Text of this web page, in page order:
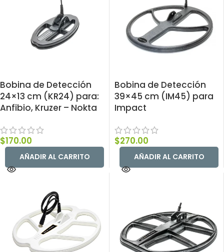
Bobina de Detección
24×13 cm (KR24) para:
Anfibio, Kruzer – Nokta
$170.00
AÑADIR AL CARRITO
Bobina de Detección
39×45 cm (IM45) para
Impact
$270.00
AÑADIR AL CARRITO